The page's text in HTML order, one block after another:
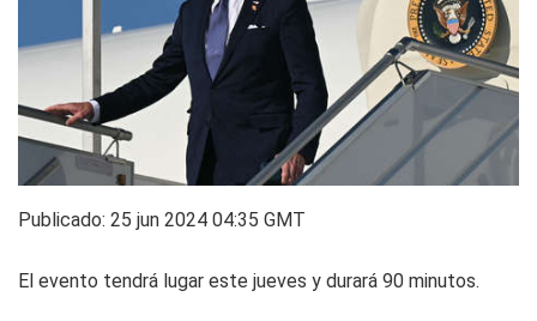
Publicado: 25 jun 2024 04:35 GMT
El evento tendrá lugar este jueves y durará 90 minutos.